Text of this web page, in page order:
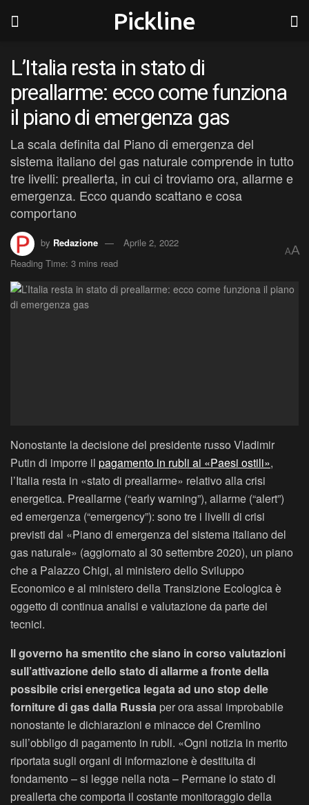
Pickline
L’Italia resta in stato di
preallarme: ecco come funziona
il piano di emergenza gas
La scala definita dal Piano di emergenza del
sistema italiano del gas naturale comprende in tutto
tre livelli: preallerta, in cui ci troviamo ora, allarme e
emergenza. Ecco quando scattano e cosa
comportano
by Redazione
Aprile 2, 2022
Reading Time: 3 mins read
AA
Nonostante la decisione del presidente russo Vladimir
Putin di imporre il pagamento in rubli ai «Paesi ostili»,
l’Italia resta in «stato di preallarme» relativo alla crisi
energetica. Preallarme (“early warning”), allarme (“alert”)
ed emergenza (“emergency”): sono tre i livelli di crisi
previsti dal «Piano di emergenza del sistema italiano del
gas naturale» (aggiornato al 30 settembre 2020), un piano
che a Palazzo Chigi, al ministero dello Sviluppo
Economico e al ministero della Transizione Ecologica è
oggetto di continua analisi e valutazione da parte dei
tecnici.
Il governo ha smentito che siano in corso valutazioni
sull’attivazione dello stato di allarme a fronte della
possibile crisi energetica legata ad uno stop delle
forniture di gas dalla Russia per ora assai improbabile
nonostante le dichiarazioni e minacce del Cremlino
sull’obbligo di pagamento in rubli. «Ogni notizia in merito
riportata sugli organi di informazione è destituita di
fondamento – si legge nella nota – Permane lo stato di
preallerta che comporta il costante monitoraggio della